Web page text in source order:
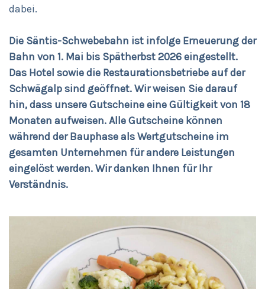
dabei.
Die Säntis-Schwebebahn ist infolge Erneuerung der
Bahn von 1. Mai bis Spätherbst 2026 eingestellt.
Das Hotel sowie die Restaurationsbetriebe auf der
Schwägalp sind geöffnet. Wir weisen Sie darauf
hin, dass unsere Gutscheine eine Gültigkeit von 18
Monaten aufweisen. Alle Gutscheine können
während der Bauphase als Wertgutscheine im
gesamten Unternehmen für andere Leistungen
eingelöst werden. Wir danken Ihnen für Ihr
Verständnis.